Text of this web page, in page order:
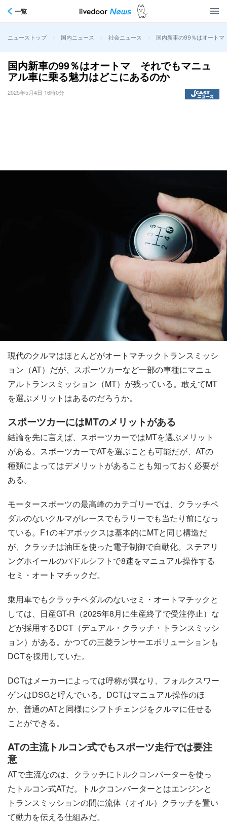
一覧
ニューストップ > 国内ニュース > 社会ニュース > 国内新車の99％はオート
国内新車の99％はオートマ それでもマニュ
アル車に乗る魅力はどこにあるのか
2025年5月4日 16時0分
現代のクルマはほとんどがオートマチックトランスミッシ
ョン（AT）だが、スポーツカーなど一部の車種にマニュ
アルトランスミッション（MT）が残っている。敢えてMT
を選ぶメリットはあるのだろうか。
スポーツカーにはMTのメリットがある
結論を先に言えば、スポーツカーではMTを選ぶメリット
がある。スポーツカーでATを選ぶことも可能だが、ATの
種類によってはデメリットがあることも知っておく必要が
ある。
モータースポーツの最高峰のカテゴリーでは、クラッチペ
ダルのないクルマがレースでもラリーでも当たり前になっ
ている。F1のギアボックスは基本的にMTと同じ構造だ
が、クラッチは油圧を使った電子制御で自動化。ステアリ
ングホイールのパドルシフトで8速をマニュアル操作する
セミ・オートマチックだ。
乗用車でもクラッチペダルのないセミ・オートマチックと
しては、日産GT-R（2025年8月に生産終了で受注停止）な
どが採用するDCT（デュアル・クラッチ・トランスミッシ
ョン）がある。かつての三菱ランサーエボリューションも
DCTを採用していた。
DCTはメーカーによっては呼称が異なり、フォルクスワー
ゲンはDSGと呼んでいる。DCTはマニュアル操作のほ
か、普通のATと同様にシフトチェンジをクルマに任せる
ことができる。
ATの主流トルコン式でもスポーツ走行では要注
意
ATで主流なのは、クラッチにトルクコンバーターを使っ
たトルコン式ATだ。トルクコンバーターとはエンジンと
トランスミッションの間に流体（オイル）クラッチを置い
て動力を伝える仕組みだ。